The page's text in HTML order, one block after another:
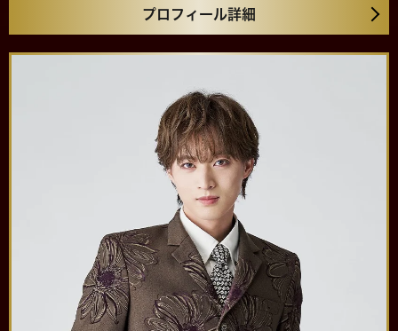
プロフィール詳細
⑤規約をご確認の上、
同意→購入の順にボタンを押す